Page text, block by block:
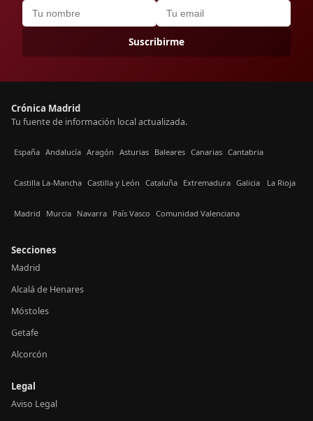
Suscribirme
Crónica Madrid
Tu fuente de información local actualizada.
España Andalucía Aragón Asturias Baleares Canarias Cantabria
Castilla La-Mancha Castilla y León Cataluña Extremadura Galicia La Rioja
Madrid Murcia Navarra País Vasco Comunidad Valenciana
Secciones
Madrid
Alcalá de Henares
Móstoles
Getafe
Alcorcón
Legal
Aviso Legal